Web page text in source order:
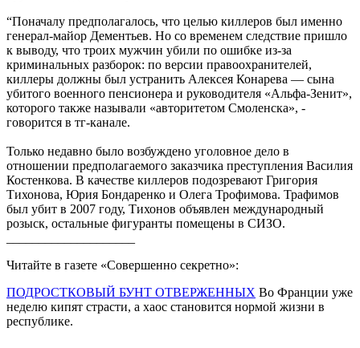
“Поначалу предполагалось, что целью киллеров был именно
генерал-майор Дементьев. Но со временем следствие пришло
к выводу, что троих мужчин убили по ошибке из-за
криминальных разборок: по версии правоохранителей,
киллеры должны был устранить Алексея Конарева — сына
убитого военного пенсионера и руководителя «Альфа-Зенит»,
которого также называли «авторитетом Смоленска», -
говорится в тг-канале.
Только недавно было возбуждено уголовное дело в
отношении предполагаемого заказчика преступления Василия
Костенкова. В качестве киллеров подозревают Григория
Тихонова, Юрия Бондаренко и Олега Трофимова. Трафимов
был убит в 2007 году, Тихонов объявлен международный
розыск, остальные фигуранты помещены в СИЗО.
Читайте в газете «Совершенно секретно»:
ПОДРОСТКОВЫЙ БУНТ ОТВЕРЖЕННЫХ Во Франции уже
неделю кипят страсти, а хаос становится нормой жизни в
республике.